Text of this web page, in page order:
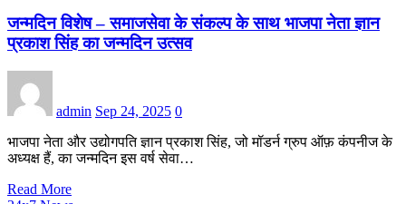
जन्मदिन विशेष – समाजसेवा के संकल्प के साथ भाजपा नेता ज्ञान
प्रकाश सिंह का जन्मदिन उत्सव
admin Sep 24, 2025 0
भाजपा नेता और उद्योगपति ज्ञान प्रकाश सिंह, जो मॉडर्न ग्रुप ऑफ़ कंपनीज के
अध्यक्ष हैं, का जन्मदिन इस वर्ष सेवा…
Read More